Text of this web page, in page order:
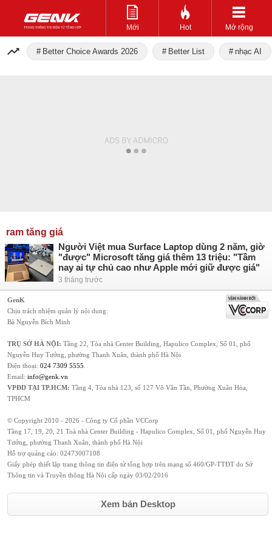
Mới Hot Mở rộng
Better Choice Awards 2026 Better List nhạc AI
ram tăng giá
Người Việt mua Surface Laptop dùng 2 năm, giờ
"được" Microsoft tăng giá thêm 13 triệu: "Tầm
nay ai tự chủ cao như Apple mới giữ được giá"
3 tháng trước
GenK
Chịu trách nhiệm quản lý nội dung:
Bà Nguyễn Bích Minh
TRỤ SỞ HÀ NỘI: Tầng 22, Tòa nhà Center Building, Hapulico Complex, Số 01, phố
Nguyễn Huy Tưởng, phường Thanh Xuân, thành phố Hà Nội
Điện thoại: 024 7309 5555
Email: info@genk.vn
VPĐD TẠI TP.HCM: Tầng 4, Tòa nhà 123, số 127 Võ Văn Tần, Phường Xuân Hòa,
TPHCM
© Copyright 2010 - 2026 - Công ty Cổ phần VCCorp
Tầng 17, 19, 20, 21 Toà nhà Center Building - Hapulico Complex, Số 01, phố Nguyễn Huy
Tưởng, phường Thanh Xuân, thành phố Hà Nội
Hỗ trợ quảng cáo: 02473007108
Giấy phép thiết lập trang thông tin điện tử tổng hợp trên mạng số 460/GP-TTĐT do Sở
Thông tin và Truyền thông Hà Nội cấp ngày 03/02/2016
Xem bản Desktop